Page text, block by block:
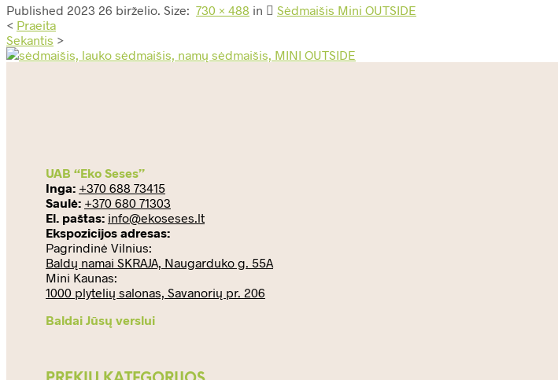
Published 2023 26 birželio. Size: 730 × 488 in
Sėdmaišis Mini OUTSIDE
< Praeita
Sekantis >
UAB “Eko Seses”
Inga: +370 688 73415
Saulė: +370 680 71303
El. paštas: info@ekoseses.lt
Ekspozicijos adresas:
Pagrindinė Vilnius:
Baldų namai SKRAJA, Naugarduko g. 55A
Mini Kaunas:
1000 plytelių salonas, Savanorių pr. 206
Baldai Jūsų verslui